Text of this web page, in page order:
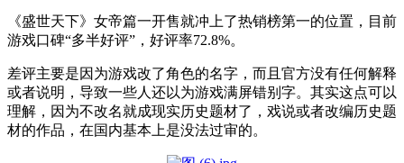
《盛世天下》女帝篇一开售就冲上了热销榜第一的位置，目前
游戏口碑“多半好评”，好评率72.8%。
差评主要是因为游戏改了角色的名字，而且官方没有任何解释
或者说明，导致一些人还以为游戏满屏错别字。其实这点可以
理解，因为不改名就成现实历史题材了，戏说或者改编历史题
材的作品，在国内基本上是没法过审的。